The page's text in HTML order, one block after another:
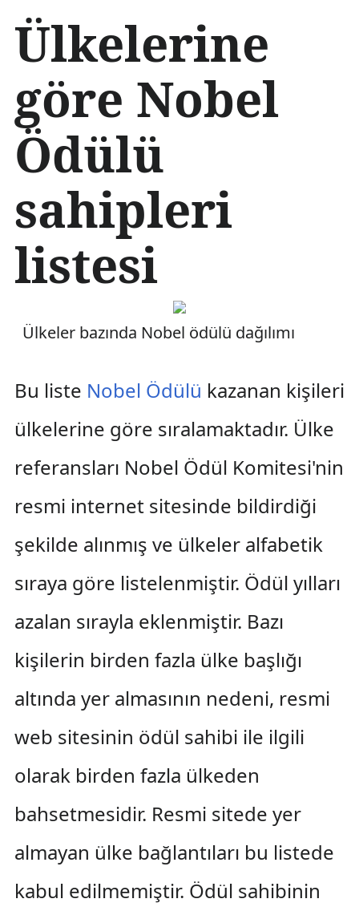
ç
ğ
e
a
t
Ülkelerine
göre Nobel
Ödülü
sahipleri
listesi
Ülkeler bazında Nobel ödülü dağılımı
Bu liste Nobel Ödülü kazanan kişileri
ülkelerine göre sıralamaktadır. Ülke
referansları Nobel Ödül Komitesi'nin
resmi internet sitesinde bildirdiği
şekilde alınmış ve ülkeler alfabetik
sıraya göre listelenmiştir. Ödül yılları
azalan sırayla eklenmiştir. Bazı
kişilerin birden fazla ülke başlığı
altında yer almasının nedeni, resmi
web sitesinin ödül sahibi ile ilgili
olarak birden fazla ülkeden
bahsetmesidir. Resmi sitede yer
almayan ülke bağlantıları bu listede
kabul edilmemiştir. Ödül sahibinin